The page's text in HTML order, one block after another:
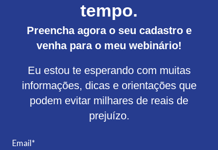
tempo.
Preencha agora o seu cadastro e
venha para o meu webinário!
Eu estou te esperando com muitas
informações, dicas e orientações que
podem evitar milhares de reais de
prejuízo.
Email*